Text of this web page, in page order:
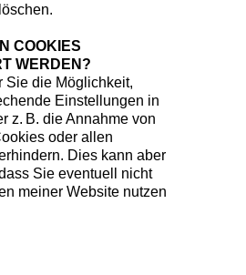
COOKIES
WERDEN?
Sie die Möglichkeit,
Einstellungen in
z. B. die Annahme von
oder allen
Dies kann aber
Sie eventuell nicht
meiner Website nutzen